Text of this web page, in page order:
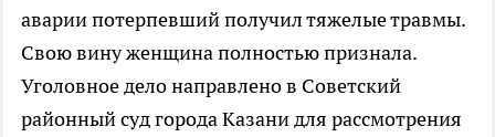
аварии потерпевший получил тяжелые травмы.
Свою вину женщина полностью признала.
Уголовное дело направлено в Советский
районный суд города Казани для рассмотрения